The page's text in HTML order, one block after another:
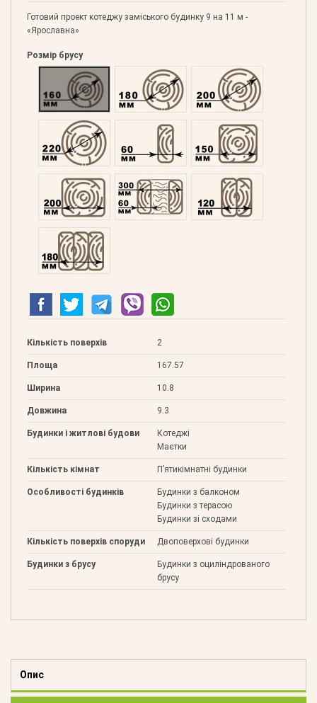
Готовий проект котеджу заміського будинку 9 на 11 м -
«Ярославна»
Розмір брусу
Оциліндрований 160Оциліндрований 180Оциліндрований 200
Оциліндрований 220Профільований 60 Профільований 150
Профільований 200Подвійний 300 Клеєний 120
Клеєний 180
Кількість поверхів 2
Площа 167.57
Ширина 10.8
Довжина 9.3
Будинки і житлові будови
Котеджі
Маєтки
Кількість кімнат П’ятикімнатні будинки
Особливості будинків
Будинки з балконом
Будинки з терасою
Будинки зі сходами
Кількість поверхів споруди Двоповерхові будинки
Будинки з брусу
Будинки з оциліндрованого
брусу
Опис